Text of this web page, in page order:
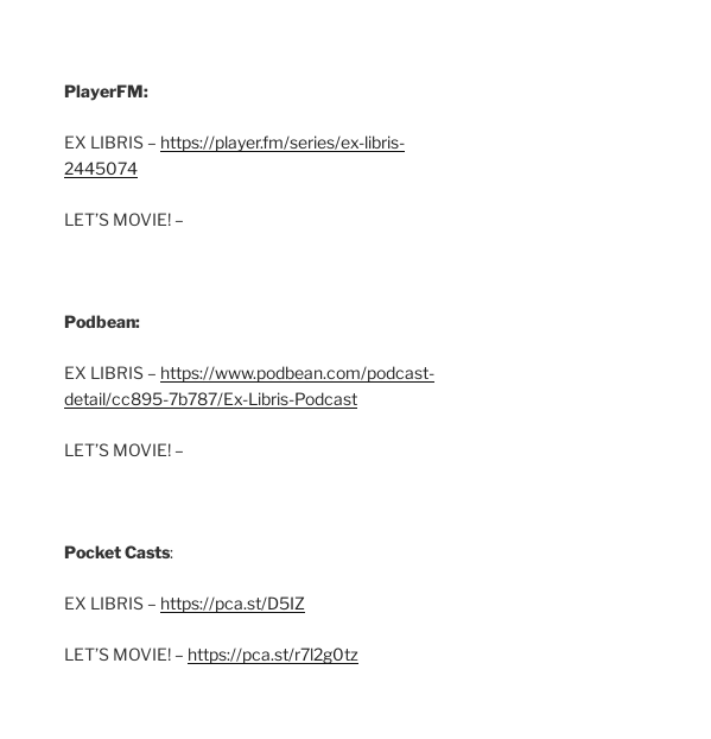
PlayerFM:
EX LIBRIS – https://player.fm/series/ex-libris-
2445074
LET’S MOVIE! –
Podbean:
EX LIBRIS – https://www.podbean.com/podcast-
detail/cc895-7b787/Ex-Libris-Podcast
LET’S MOVIE! –
Pocket Casts:
EX LIBRIS – https://pca.st/D5IZ
LET’S MOVIE! – https://pca.st/r7l2g0tz